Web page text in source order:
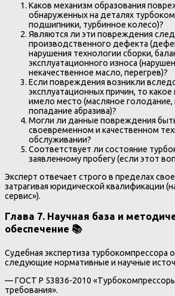
Каков механизм образования
обнаруженных на деталях
подшипники, турбинное колесо)?
Являются ли эти повреждения
производственного дефекта
нарушения технологии сборки,
эксплуатационного износа
некачественное масло, перегрев)?
Если повреждения возникли
эксплуатационных причин, то
имело место (масляное голодание,
попадание абразива)?
Могли ли данные повреждения
своевременном и качественном
обслуживании?
Соответствует ли состояние
заявленному пробегу (если этот
Эксперт отвечает строго в пределах
затрагивая юридической квалификации
сервис»).
Глава 7. Научная база и
обеспечение 📚
Судебная экспертиза турбокомпрессора
следующие нормативные и научные
— ГОСТ Р 53836-2010
требования».